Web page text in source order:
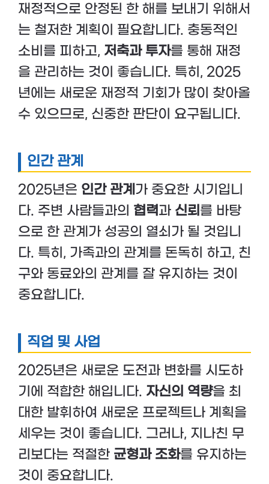
재정적으로 안정된 한 해를 보내기 위해서
는 철저한 계획이 필요합니다. 충동적인
소비를 피하고, 저축과 투자를 통해 재정
을 관리하는 것이 좋습니다. 특히, 2025
년에는 새로운 재정적 기회가 많이 찾아올
수 있으므로, 신중한 판단이 요구됩니다.
인간 관계
2025년은 인간 관계 가 중요한 시기입니
다. 주변 사람들과의 협력과 신뢰 를 바탕
으로 한 관계가 성공의 열쇠가 될 것입니
다. 특히, 가족과의 관계를 돈독히 하고, 친
구와 동료와의 관계를 잘 유지하는 것이
중요합니다.
직업 및 사업
2025년은 새로운 도전과 변화를 시도하
기에 적합한 해입니다. 자신의 역량을 최
대한 발휘하여 새로운 프로젝트나 계획을
세우는 것이 좋습니다. 그러나, 지나친 무
리보다는 적절한 균형과 조화를 유지하는
것이 중요합니다.